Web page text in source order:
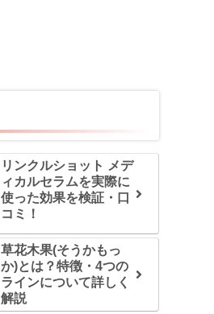
リンクルショット メデ
ィカルセラムを実際に
使った効果を検証・口
コミ！
草花木果(そうかもっ
か)とは？特徴・4つの
ラインについて詳しく
解説